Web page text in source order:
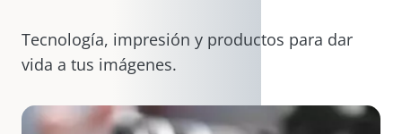
Tecnología, impresión y productos para dar
vida a tus imágenes.